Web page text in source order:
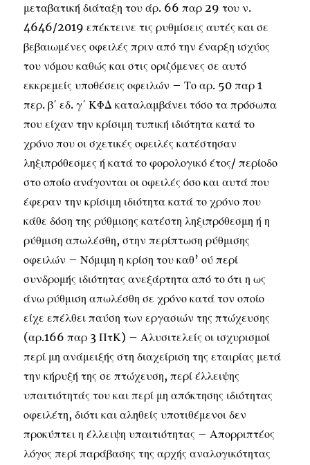
μεταβατική διάταξη του άρ. 66 παρ 29 του ν.
4646/2019 επέκτεινε τις ρυθμίσεις αυτές και σε
βεβαιωμένες οφειλές πριν από την έναρξη ισχύος
του νόμου καθώς και στις οριζόμενες σε αυτό
εκκρεμείς υποθέσεις οφειλών – Το αρ. 50 παρ 1
περ. β΄ εδ. γ΄ ΚΦΔ καταλαμβάνει τόσο τα πρόσωπα
που είχαν την κρίσιμη τυπική ιδιότητα κατά το
χρόνο που οι σχετικές οφειλές κατέστησαν
ληξιπρόθεσμες ή κατά το φορολογικό έτος/ περίοδο
στο οποίο ανάγονται οι οφειλές όσο και αυτά που
έφεραν την κρίσιμη ιδιότητα κατά το χρόνο που
κάθε δόση της ρύθμισης κατέστη ληξιπρόθεσμη ή η
ρύθμιση απωλέσθη, στην περίπτωση ρύθμισης
οφειλών – Νόμιμη η κρίση του καθ’ ού περί
συνδρομής ιδιότητας ανεξάρτητα από το ότι η ως
άνω ρύθμιση απωλέσθη σε χρόνο κατά τον οποίο
είχε επέλθει παύση των εργασιών της πτώχευσης
(αρ.166 παρ 3 ΠτΚ) – Αλυσιτελείς οι ισχυρισμοί
περί μη ανάμειξής στη διαχείριση της εταιρίας μετά
την κήρυξή της σε πτώχευση, περί έλλειψης
υπαιτιότητάς του και περί μη απόκτησης ιδιότητας
οφειλέτη, διότι και αληθείς υποτιθέμενοι δεν
προκύπτει η έλλειψη υπαιτιότητας – Απορριπτέος
λόγος περί παράβασης της αρχής αναλογικότητας